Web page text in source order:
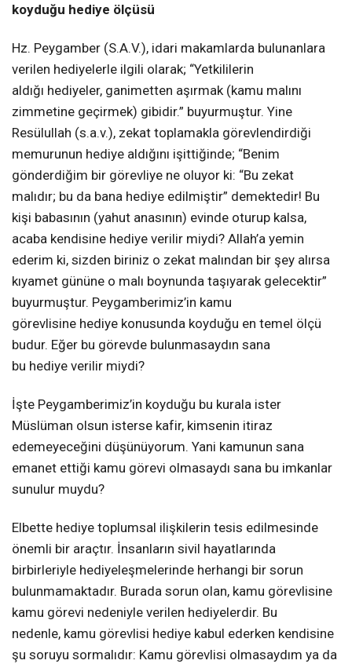
koyduğu hediye ölçüsü
Hz. Peygamber (S.A.V.), idari makamlarda bulunanlara
verilen hediyelerle ilgili olarak; “Yetkililerin
aldığı hediyeler, ganimetten aşırmak (kamu malını
zimmetine geçirmek) gibidir.” buyurmuştur. Yine
Resülullah (s.a.v.), zekat toplamakla görevlendirdiği
memurunun hediye aldığını işittiğinde; “Benim
gönderdiğim bir görevliye ne oluyor ki: “Bu zekat
malıdır; bu da bana hediye edilmiştir” demektedir! Bu
kişi babasının (yahut anasının) evinde oturup kalsa,
acaba kendisine hediye verilir miydi? Allah’a yemin
ederim ki, sizden biriniz o zekat malından bir şey alırsa
kıyamet gününe o malı boynunda taşıyarak gelecektir”
buyurmuştur. Peygamberimiz’in kamu
görevlisine hediye konusunda koyduğu en temel ölçü
budur. Eğer bu görevde bulunmasaydın sana
bu hediye verilir miydi?
İşte Peygamberimiz’in koyduğu bu kurala ister
Müslüman olsun isterse kafir, kimsenin itiraz
edemeyeceğini düşünüyorum. Yani kamunun sana
emanet ettiği kamu görevi olmasaydı sana bu imkanlar
sunulur muydu?
Elbette hediye toplumsal ilişkilerin tesis edilmesinde
önemli bir araçtır. İnsanların sivil hayatlarında
birbirleriyle hediyeleşmelerinde herhangi bir sorun
bulunmamaktadır. Burada sorun olan, kamu görevlisine
kamu görevi nedeniyle verilen hediyelerdir. Bu
nedenle, kamu görevlisi hediye kabul ederken kendisine
şu soruyu sormalıdır: Kamu görevlisi olmasaydım ya da